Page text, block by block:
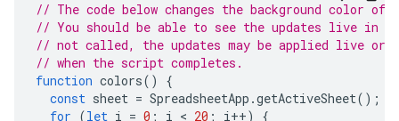
// The code below changes the background color
// You should be able to see the updates live in
// not called, the updates may be applied live or
// when the script completes.
function colors()
{
const sheet = SpreadsheetApp .getActiveSheet();
for (let i = 0 ; i < 20 ; i++)
{